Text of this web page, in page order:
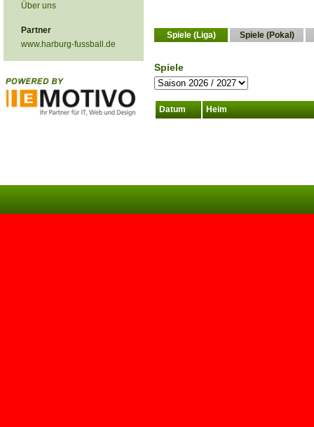
Über uns
Partner
www.harburg-fussball.de
Spiele (Liga) Spiele (Pokal)
Spiele
Datum Heim